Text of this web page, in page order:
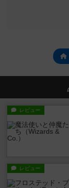
レビュー
レビュー